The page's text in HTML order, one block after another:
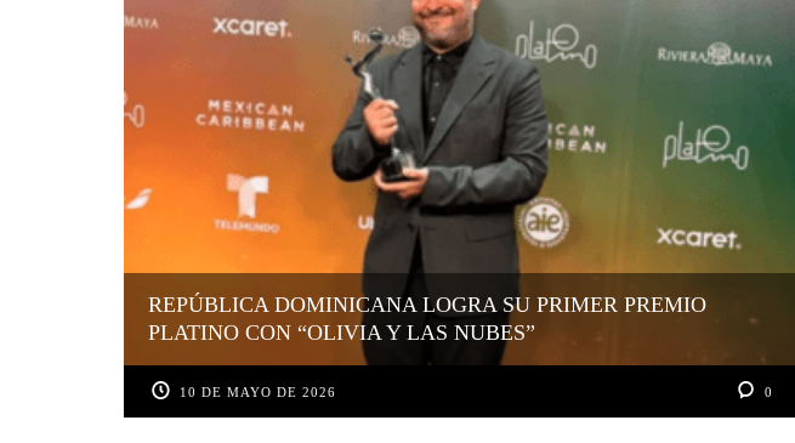
REPÚBLICA DOMINICANA LOGRA SU PRIMER PREMIO
PLATINO CON “OLIVIA Y LAS NUBES”
10 DE MAYO DE 2026 0